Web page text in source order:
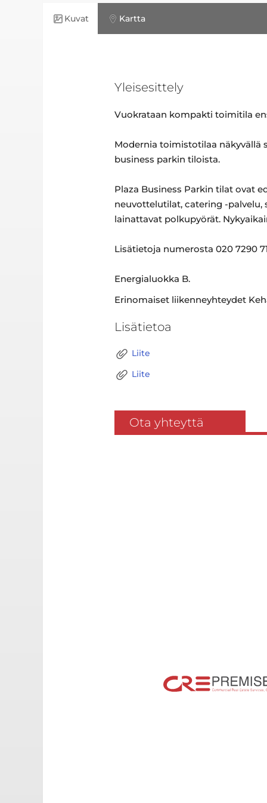
Kuvat Kartta
Yleisesittely
Vuokrataan kompakti toimitila
Modernia toimistotilaa näkyvällä
business parkin tiloista.
Plaza Business Parkin tilat ovat
neuvottelutilat, catering -palvelu,
lainattavat polkupyörät.
Lisätietoja numerosta 020 7290
Energialuokka B.
Erinomaiset liikenneyhteydet
Lisätietoa
Liite
Liite
Ota yhteyttä